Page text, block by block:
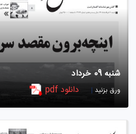
شنبه 09 خرداد
ورق بزنید | دانلود pdf